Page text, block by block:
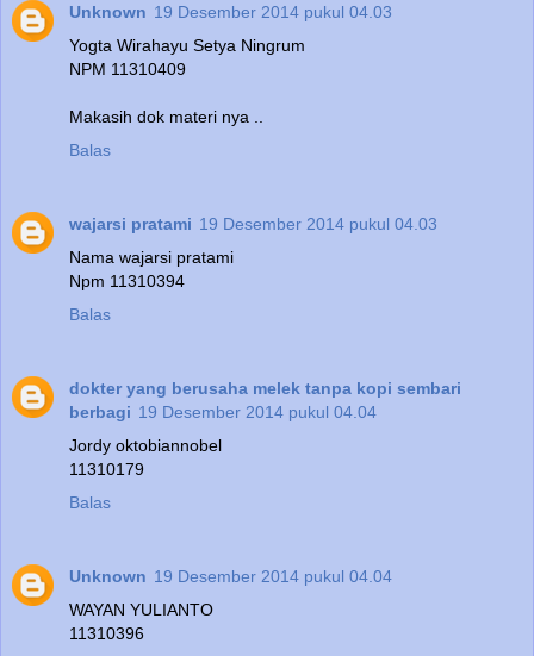
Unknown 19 Desember 2014 pukul 04.03
Yogta Wirahayu Setya Ningrum
NPM 11310409
Makasih dok materi nya ..
Balas
wajarsi pratami 19 Desember 2014 pukul 04.03
Nama wajarsi pratami
Npm 11310394
Balas
dokter yang berusaha melek tanpa kopi sembari
berbagi 19 Desember 2014 pukul 04.04
Jordy oktobiannobel
11310179
Balas
Unknown 19 Desember 2014 pukul 04.04
WAYAN YULIANTO
11310396